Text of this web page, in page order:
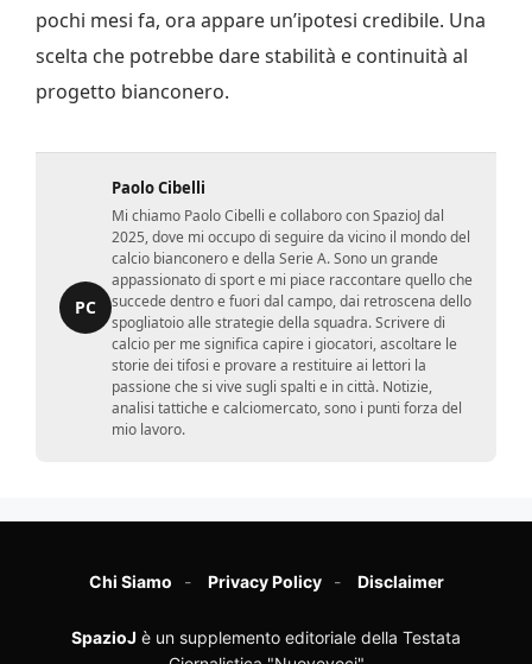
pochi mesi fa, ora appare un’ipotesi credibile. Una
scelta che potrebbe dare stabilità e continuità al
progetto bianconero.
PC
Paolo Cibelli
Mi chiamo Paolo Cibelli e collaboro con SpazioJ dal
2025, dove mi occupo di seguire da vicino il mondo del
calcio bianconero e della Serie A. Sono un grande
appassionato di sport e mi piace raccontare quello che
succede dentro e fuori dal campo, dai retroscena dello
spogliatoio alle strategie della squadra. Scrivere di
calcio per me significa capire i giocatori, ascoltare le
storie dei tifosi e provare a restituire ai lettori la
passione che si vive sugli spalti e in città. Notizie,
analisi tattiche e calciomercato, sono i punti forza del
mio lavoro.
Chi Siamo Privacy Policy Disclaimer
SpazioJ è un supplemento editoriale della Testata